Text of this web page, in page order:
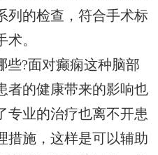
列的检查，符合手术标
。
些?面对癫痫这种脑部
者的健康带来的影响也
专业的治疗也离不开患
措施，这样是可以辅助